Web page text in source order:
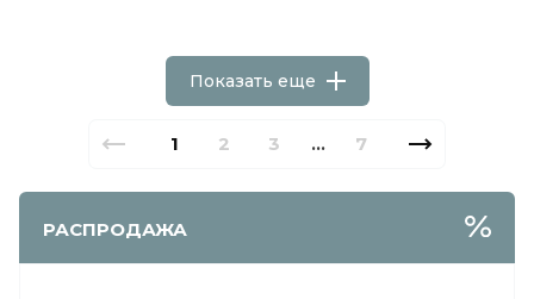
РАСПРОДАЖА
1 2 3 ... 7
Показать еще